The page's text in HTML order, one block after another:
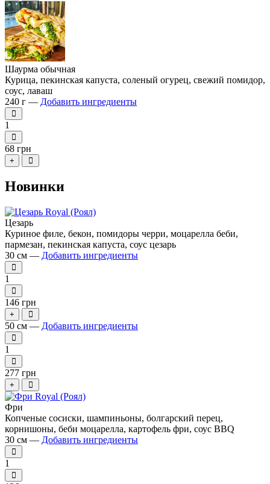
Шаурма обычная
Курица, пекинская капуста, соленый огурец, свежий помидор,
соус, лаваш
240 г — Добавить ингредиенты
1
68 грн
+
Новинки
Цезарь
Куриное филе, бекон, помидоры черри, моцарелла беби,
пармезан, пекинская капуста, соус цезарь
30 см — Добавить ингредиенты
1
146 грн
+
50 см — Добавить ингредиенты
1
277 грн
+
Фри
Копченые сосиски, шампиньоны, болгарский перец,
корнишоны, беби моцарелла, картофель фри, соус BBQ
30 cм — Добавить ингредиенты
1